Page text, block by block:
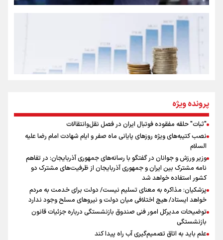
رسانه ملی و حق مردم برای شنیدن صدای رئیس‌جمهوری
روایت ایران از کنار مردم
جمله‌ای که بغض چهارماهه را شکست؛ «آهای مردم، آقا از
تهران رفتند»
سه حسرتی که به دلم ماند
اینفو برنا/ میزان مالیات بر ارزش افزوده چقدر است؟
پرونده ویژه
"ثبات" حلقه مفقوده فوتبال ایران در فصل نقل‌وانتقالات
نصب کتیبه‌های ویژه روزهای پایانی ماه صفر و ایام شهادت امام رضا علیه
السلام
وزیر ورزش و جوانان در گفتگو با رسانه‌های جمهوری آذربایجان: در تفاهم
نامه مشترک بین ایران و جمهوری آذربایجان از ظرفیت‌های مشترک دو
کشور استفاده خواهد شد
پزشکیان: مذاکره به معنای تسلیم نیست/ دولت برای خدمت به مردم
خواهد ایستاد/ هیچ اختلافی میان دولت و نیروهای مسلح وجود ندارد
توضیحات مدیرکل امور فنی صندوق بازنشستگی درباره جزئیات قانون
بازنشستگی
علم باید به اتاق تصمیم‌گیری آب راه پیدا کند